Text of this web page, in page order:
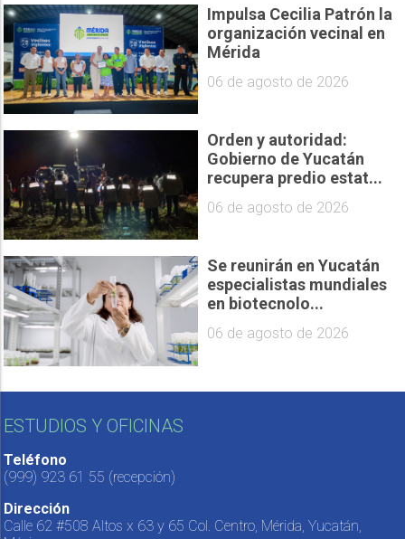
Impulsa Cecilia Patrón la
organización vecinal en
Mérida
06 de agosto de 2026
Orden y autoridad:
Gobierno de Yucatán
recupera predio estat...
06 de agosto de 2026
Se reunirán en Yucatán
especialistas mundiales
en biotecnolo...
06 de agosto de 2026
ESTUDIOS Y OFICINAS
Teléfono
(999) 923 61 55 (recepción)
Dirección
Calle 62 #508 Altos x 63 y 65 Col. Centro, Mérida, Yucatán,